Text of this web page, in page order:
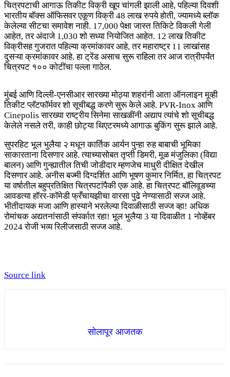
चित्रपटाची आगाऊ तिकीट विक्री खूप चांगली झाली आहे, पहिल्या दिवशी
भारतीय बॉक्स ऑफिसवर एकूण विक्री 48 लाख रुपये होती, ज्यामध्ये ब्लॉक
केलेल्या सीटचा समावेश नाही. 17,000 पेक्षा जास्त तिकिटे विकली गेली
आहेत, तर अंदाजे 1,030 शो सध्या नियोजित आहेत. 12 लाख तिकीट
विक्रीसह गुजरात पहिल्या क्रमांकावर आहे, तर महाराष्ट्र 11 लाखांसह
दुसऱ्या क्रमांकावर आहे. हा ट्रेंड असाच सुरू राहिला तर आज रात्रीपर्यंत
चित्रपट १०० कोटींचा पल्ला गाठेल.
मुंबई आणि दिल्ली-एनसीआर सारख्या मोठ्या शहरांनी आता ऑनलाइन मूव्ही
तिकीट प्लॅटफॉर्मवर शो सूचीबद्ध करणे सुरू केले आहे. PVR-Inox आणि
Cinepolis सारख्या राष्ट्रीय सिनेमा साखळींनी अद्याप त्यांचे शो सूचीबद्ध
केलेले नसले तरी, काही छोट्या थिएटरमध्ये आगाऊ बुकिंग सुरू झाले आहे.
सुपरहिट भूल भुलैया २ मधून कार्तिक आर्यन पुन्हा रुह बाबाची भूमिका
साकारताना दिसणार आहे. त्याच्यासोबत तृप्ती डिमरी, मूळ मंजुलिका (विद्या
बालन) आणि गुन्ह्यातील तिची जोडीदार म्हणजेच माधुरी दीक्षित देखील
दिसणार आहे. अनीस बज्मी दिग्दर्शित आणि भूषण कुमार निर्मित, हा चित्रपट
या वर्षातील बहुप्रतिक्षित चित्रपटांपैकी एक आहे. हा चित्रपट बॉलिवूडच्या
आवडत्या हॉरर-कॉमेडी फ्रँचायझीचा वारसा पुढे नेण्यासाठी सज्ज आहे.
भीतीदायक मजा आणि हास्याने भरलेल्या दिवाळीसाठी सज्ज व्हा! अधिक
रोमांचक अद्यतनांसाठी संपर्कात रहा! भूल भुलैया 3 या दिवाळीत 1 नोव्हेंबर
2024 रोजी भव्य रिलीजसाठी सज्ज आहे.
Source link
सोलापूर आजतक